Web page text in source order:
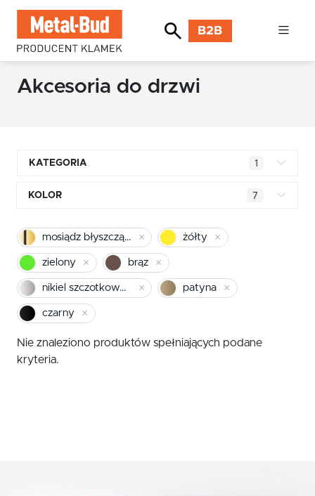
B2B
Akcesoria do drzwi
KATEGORIA 1
Klamki kwadratowe
Klamki INOX stal nierdzewna
Klamki premium
Klamki z długim szyldem
Klamki zewnętrzne
Gałki
KOLOR 7
chrom
pomarańczowy
czerwony
żółty
mosiądz błyszczący żółty
zielony brąz
nikiel szczotkowany patyna
czarny
Nie znaleziono produktów spełniających podane
kryteria.